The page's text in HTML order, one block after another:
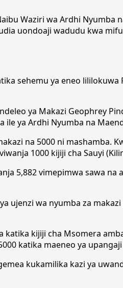
Waziri wa Ardhi
uondoaji wadudu kwa
sehemu ya eneo
ya Makazi Geophrey
ya Ardhi Nyumba na
na 5000 ni
1000 kijiji cha Sauyi
5,882 vimepimwa sawa
ujenzi wa nyumba za
kijiji cha Msomera
katika maeneo ya
kukamilika kazi ya